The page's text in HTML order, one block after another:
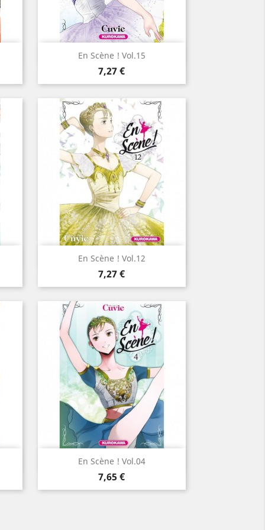
En Scène ! Vol.15
Prix
7,27 €
Aperçu rapide
En Scène ! Vol.12
Prix
7,27 €
Aperçu rapide
En Scène ! Vol.04
Prix
7,65 €
Aperçu rapide